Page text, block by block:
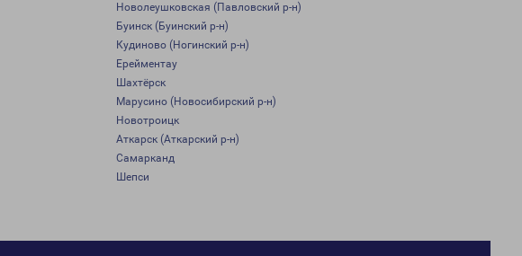
Новолеушковская (Павловский р-н)
Буинск (Буинский р-н)
Кудиново (Ногинский р-н)
Ерейментау
Шахтёрск
Марусино (Новосибирский р-н)
Новотроицк
Аткарск (Аткарский р-н)
Самарканд
Шепси